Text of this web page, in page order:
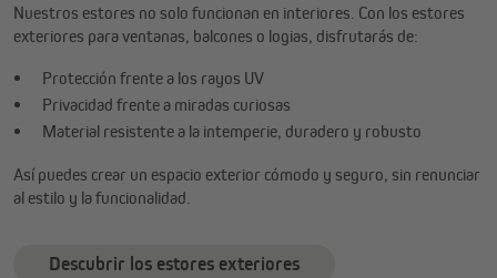
Nuestros estores no solo funcionan en interiores. Con los estores
exteriores para ventanas, balcones o logias, disfrutarás de:
Protección frente a los rayos UV
Privacidad frente a miradas curiosas
Material resistente a la intemperie, duradero y robusto
Así puedes crear un espacio exterior cómodo y seguro, sin renunciar
al estilo y la funcionalidad.
Descubrir los estores exteriores